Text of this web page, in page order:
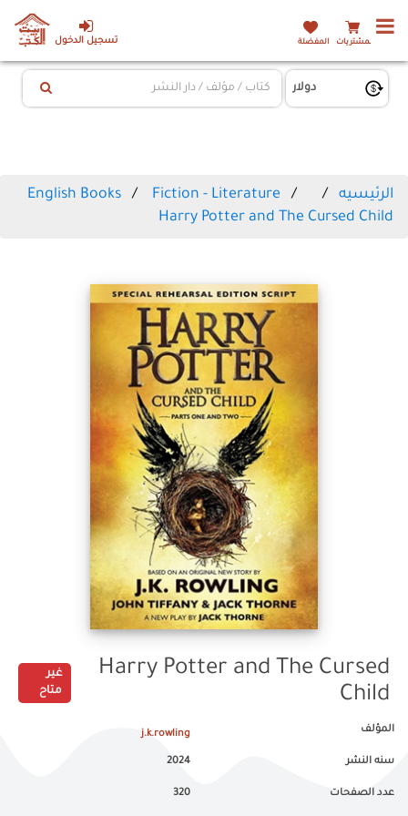
تسجيل الدخول المشتريات المفضلة
الرئيسيه English Books
Fiction - Literature
Harry Potter and The Cursed Child
Harry Potter and The Cursed
Child
غير
متاح
المؤلف j.k.rowling
سنه النشر 2024
عدد الصفحات 320